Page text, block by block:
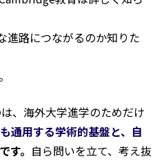
進路につながるのか知りた
、海外大学進学のためだけ
通用する学術的基盤と、自
です。 自ら問いを立て、考え抜